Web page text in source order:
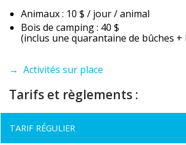
Animaux : 10 $ / jour / animal
Bois de camping : 40 $
(inclus une quarantaine de bûches
→ Activités sur place
Tarifs et règlements :
TARIF RÉGULIER